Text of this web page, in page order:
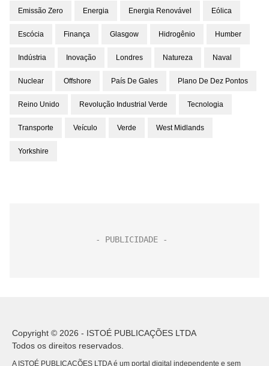
Emissão Zero Energia Energia Renovável Eólica
Escócia Finança Glasgow Hidrogênio Humber
Indústria Inovação Londres Natureza Naval
Nuclear Offshore País De Gales Plano De Dez Pontos
Reino Unido Revolução Industrial Verde Tecnologia
Transporte Veículo Verde West Midlands
Yorkshire
Copyright © 2026 - ISTOÉ PUBLICAÇÕES LTDA
Todos os direitos reservados.
A ISTOÉ PUBLICAÇÕES LTDA é um portal digital independente e sem